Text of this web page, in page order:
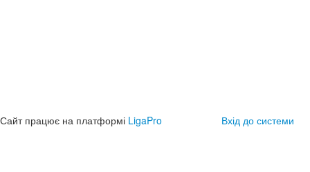
Сайт працює на платформі LigaPro Вхід до системи